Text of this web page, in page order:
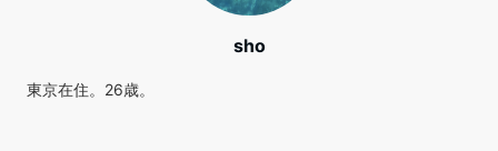
sho
東京在住。26歳。